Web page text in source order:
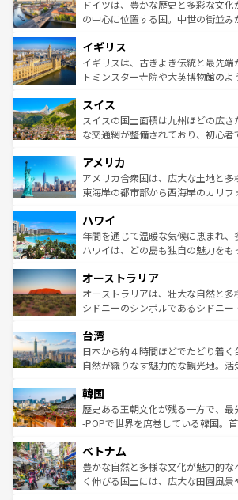
ンテンツ一覧を参照してほしい。
聖堂、美しいビーチ、そして豊か
から魅了する。また、フランスは美
いる。シャンパンの発祥地であるラ
香り高いラベンダー畑など、多彩な
らに、パリ以外の地域にも魅力が溢
れる地方に足を運ぶとそれぞれで全
きるだろう。 なお、新着のフラ
を参照してほしい。
ドイツは、豊かな歴史と多彩な文
の中心に位置する国。中世の街並み
顔を持つこの国は、どこを歩いても
ルリンの文化的活気、バイエルン州
してライン川沿いのワイン畑といっ
は、お酒好きな人にはぜひ体験してほしい。 な
ドイツ情報はコンテンツ一覧を参照
イギリス
イギリスは、古きよき伝統と最先端
トミンスター寺院や大英博物館のよ
リアごとに異なる魅力がある。また
ティー、ビール好きにはたまらな
戦など、本場だからこそできる体験
ンツ一覧を参照してほしい。
スイス
スイスの国土面積は九州ほどの広
な交通網が整備されており、初心者
の建物がそのまま残る町や、スイス
博物館もあり、アルプス観光だけで
ことができる。国民の所得が高いた
ば市内交通費無料で観光を楽しむこともで
着のスイス情報はコンテンツ一覧
アメリカ
アメリカ合衆国は、広大な土地と多
東海岸の都市部から西海岸のカリフ
のような巨大都市は、観光、ショッ
ンメントが詰まった刺激的なスポッ
西部には大自然が広がり、グランド
部のニューオーリンズでは、音楽と
文化が魅力。旅行者はアメリカの各
しみながら、その多様性と豊かな歴
ならではの贅沢な旅のスタイルだ。 なお、新着のアメリカ
情報はコンテンツ一覧を参照してほ
ハワイ
年間を通じて温暖な気候に恵まれ、
ハワイは、どの島も独自の魅力をも
ワイ島は見逃せない。また、定番の
島だが、静かな自然を求めるならマ
おすすめ。エメラルドグリーンに輝
れるおもてなしの心で訪れる人々を
人々、おいしいローカルフードやハ
ク、伝統的なフラダンスなど、すべ
ワイを、存分に味わってほしい。 なお、新着のハワイ情報
はコンテンツ一覧を参照してほしい
オーストラリア
オーストラリアは、壮大な自然と多
シドニーのシンボルであるシドニー
リアリーフや大陸中央部にそびえる
ク）、タスマニアの美しい原生林や
ど、見どころがたくさん。また、カ
いる。アクティビティも充実してお
ビング、ハイキングなど、アウトド
い。オーストラリアの多彩な魅力
参照してほしい。
台湾
日本から約４時間ほどでたどり着く
自然が織りなす魅力的な観光地。活
ン）、静ひつな山岳地帯である台湾
と山間の静けさが共存しており、
驚きをもたらしてくれる。また、奥
容にもいいと評判のスイーツなど、
が味わえる。 なお、新着の台湾情
照してほしい。
韓国
歴史ある王朝文化が残る一方で、
-POPで世界を席巻している韓国。
き、地方に足を延ばせば四季折々の
できる。そして、キムチや焼肉、
まで、さまざまな韓国料理が待って
ベトナム
豊かな自然と多様な文化が魅力的
く伸びる国土には、広大な田園風景